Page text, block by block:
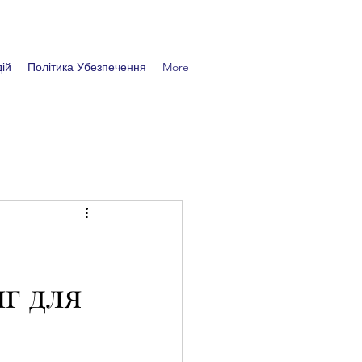
Політика Убезпечення More
для